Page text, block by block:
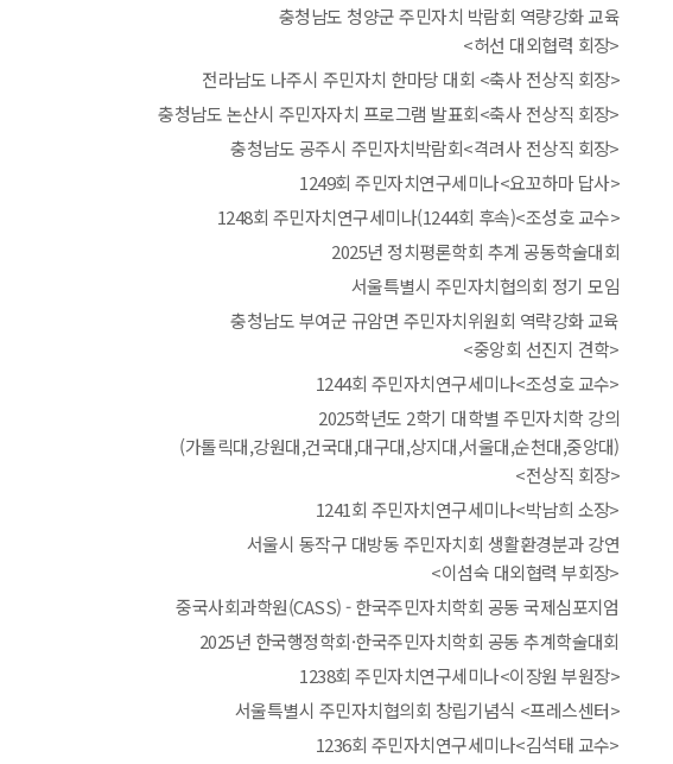
충청남도 청양군 주민자치 박람회 역량강화 교육
<허선 대외협력 회장>
전라남도 나주시 주민자치 한마당 대회 <축사 전상직 회장>
충청남도 논산시 주민자자치 프로그램 발표회<축사 전상직 회장>
충청남도 공주시 주민자치박람회<격려사 전상직 회장>
1249회 주민자치연구세미나<요꼬하마 답사>
1248회 주민자치연구세미나(1244회 후속)<조성호 교수>
2025년 정치평론학회 추계 공동학술대회
서울특별시 주민자치협의회 정기 모임
충청남도 부여군 규암면 주민자치위원회 역략강화 교육
<중앙회 선진지 견학>
1244회 주민자치연구세미나<조성호 교수>
2025학년도 2학기 대학별 주민자치학 강의
(가톨릭대,강원대,건국대,대구대,상지대,서울대,순천대,중앙대)
<전상직 회장>
1241회 주민자치연구세미나<박남희 소장>
서울시 동작구 대방동 주민자치회 생활환경분과 강연
<이섬숙 대외협력 부회장>
중국사회과학원(CASS) - 한국주민자치학회 공동 국제심포지엄
2025년 한국행정학회·한국주민자치학회 공동 추계학술대회
1238회 주민자치연구세미나<이장원 부원장>
서울특별시 주민자치협의회 창립기념식 <프레스센터>
1236회 주민자치연구세미나<김석태 교수>